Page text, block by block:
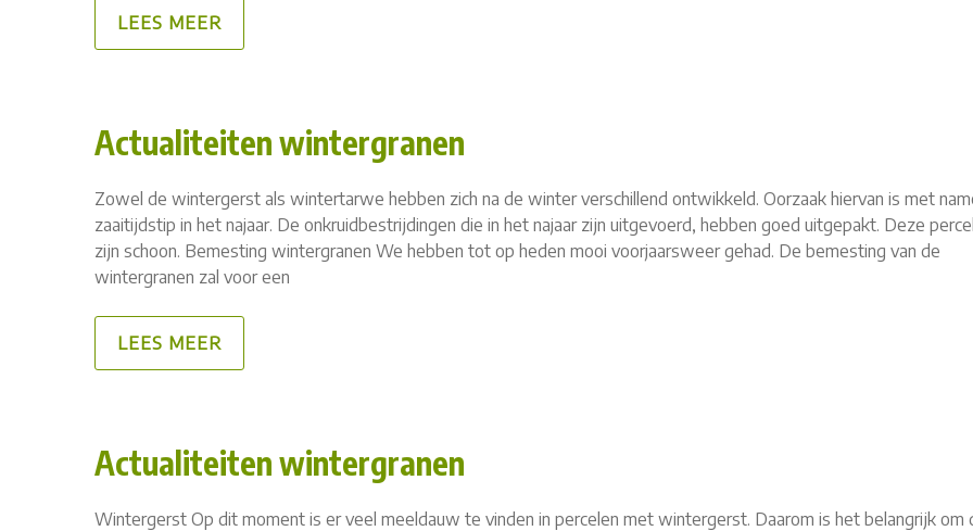
LEES MEER
Actualiteiten wintergranen
Zowel de wintergerst als wintertarwe hebben zich na de winter verschillend ontwikkeld. Oorzaak hiervan is met
zaaitijdstip in het najaar. De onkruidbestrijdingen die in het najaar zijn uitgevoerd, hebben goed uitgepakt. Deze
zijn schoon. Bemesting wintergranen We hebben tot op heden mooi voorjaarsweer gehad. De bemesting van de
wintergranen zal voor een
LEES MEER
Actualiteiten wintergranen
Wintergerst Op dit moment is er veel meeldauw te vinden in percelen met wintergerst. Daarom is het belangrijk om